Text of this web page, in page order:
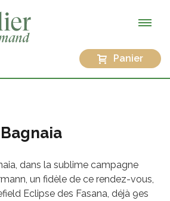
Panier
Bagnaia
dans la sublime campagne
un fidèle de ce rendez-vous,
Eclipse des Fasana, déjà 9es